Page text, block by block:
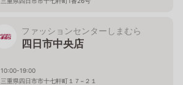
ファッションセンターしまむら
四日市中央店
10:00-19:00
三重県四日市市十七軒町１７−２１